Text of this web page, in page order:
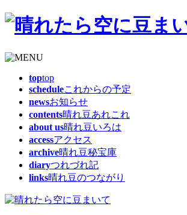
toptop
scheduleこれからの予定
newsお知らせ
contents晴れ豆あれこれ
about us晴れ豆いろは
accessアクセス
archive晴れ豆秘宝庫
diaryつれづれ記
links晴れ豆のつながり